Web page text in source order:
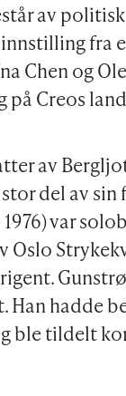
av
fra
Chen og
på Creos
av
del av
1976) var
Oslo
Han hadde
ble tildelt